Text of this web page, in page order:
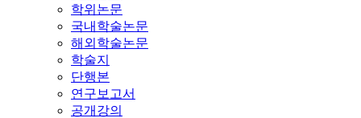
학위논문
국내학술논문
해외학술논문
학술지
단행본
연구보고서
공개강의